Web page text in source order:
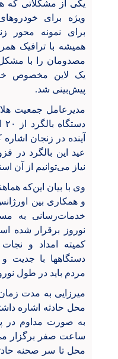
یکی از مشکلاتی که
ویژه برای
برای نمونه محور
همیشه با ترافیک
مصدومان را با
یک لاین مخصوص
پیش‌بینی شد.
مدیرعامل جمعیت
دستگاه بالگرد از
۲۰ اسفند ماه
آینده در زنجان
عید این بالگرد در
نیاز می‌توانیم از آن
وی با بیان این‌که
و همکاری بین
خدمات‌رسانی به
نوروز برقرار شده
کمیته امداد و نجات
دستگاهها با جدیت
مردم باید در طول
میرزایی به مدت
محل حادثه اشاره
به صورت مداوم در
ساعت صفر برگزار
محل تا سر صحنه